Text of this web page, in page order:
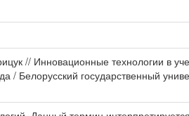
// Инновационные технологии в
/ Белорусский государственный